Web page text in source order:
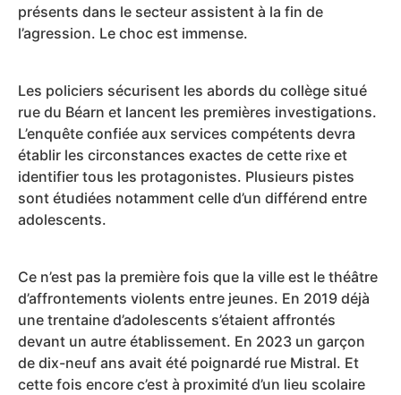
présents dans le secteur assistent à la fin de
l’agression. Le choc est immense.
Les policiers sécurisent les abords du collège situé
rue du Béarn et lancent les premières investigations.
L’enquête confiée aux services compétents devra
établir les circonstances exactes de cette rixe et
identifier tous les protagonistes. Plusieurs pistes
sont étudiées notamment celle d’un différend entre
adolescents.
Ce n’est pas la première fois que la ville est le théâtre
d’affrontements violents entre jeunes. En 2019 déjà
une trentaine d’adolescents s’étaient affrontés
devant un autre établissement. En 2023 un garçon
de dix-neuf ans avait été poignardé rue Mistral. Et
cette fois encore c’est à proximité d’un lieu scolaire